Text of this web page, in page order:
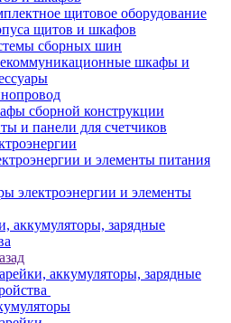
щитовое оборудование
щитов и шкафов
сборных шин
шкафы и
сборной конструкции
и панели для счетчиков
и элементы питания
электроэнергии и элементы
аккумуляторы, зарядные
аккумуляторы, зарядные